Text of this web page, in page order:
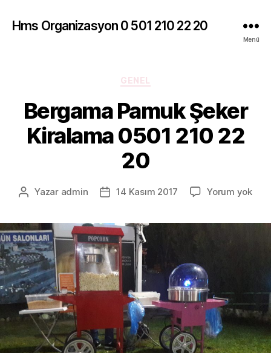
Hms Organizasyon 0 501 210 22 20
Menü
Kategoriler
GENEL
Bergama Pamuk Şeker
Kiralama 0501 210 22
20
Yazının
Yazar admin
Yazı14 Kasım 2017 Yorum yok